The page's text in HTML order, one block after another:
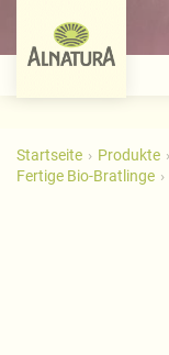
Startseite Produkte
Fertige Bio-Bratlinge